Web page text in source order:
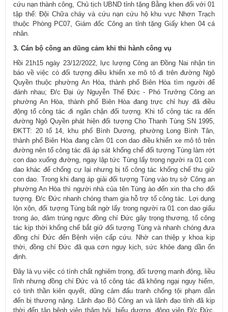
cứu nạn thành công, Chủ tịch UBND tỉnh tặng Bằng khen đối với 01
tập thể: Đội Chữa cháy và cứu nạn cứu hộ khu vực Nhơn Trạch
thuộc Phòng PC07, Giám đốc Công an tỉnh tặng Giấy khen 04 cá
nhân.
3. Cán bộ công an dũng cảm khi thi hành công vụ
Hồi 21h15 ngày 23/12/2022, lực lượng Công an Đồng Nai nhận tin
báo về việc có đối tượng điều khiển xe mô tô đi trên đường Ngô
Quyền thuộc phường An Hòa, thành phố Biên Hòa tìm người để
đánh nhau; Đ/c Đại úy Nguyễn Thế Đức - Phó Trưởng Công an
phường An Hòa, thành phố Biên Hòa đang trực chỉ huy đã điều
động tổ công tác đi ngăn chặn đối tượng. Khi tổ công tác ra đến
đường Ngô Quyền phát hiện đối tượng Cho Thanh Tùng SN 1995,
ĐKTT: 20 tổ 14, khu phố Bình Dương, phường Long Bình Tân,
thành phố Biên Hòa đang cầm 01 con dao điều khiển xe mô tô trên
đường nên tổ công tác đã áp sát khống chế đối tượng Tùng làm rớt
con dao xuống đường, ngay lập tức Tùng lấy trong người ra 01 con
dao khác để chống cự lại nhưng bị tổ công tác khống chế thu giữ
con dao. Trong khi đang áp giải đối tượng Tùng vào trụ sở Công an
phường An Hòa thì người nhà của tên Tùng ào đến xin tha cho đối
tượng. Đ/c Đức nhanh chóng tham gia hỗ trợ tổ công tác. Lợi dụng
lộn xộn, đối tượng Tùng bất ngờ lấy trong người ra 01 con dao giấu
trong áo, đâm trúng ngực đồng chí Đức gây trọng thương, tổ công
tác kịp thời khống chế bắt giữ đối tượng Tùng và nhanh chóng đưa
đồng chí Đức đến Bệnh viện cấp cứu. Nhờ can thiệp y khoa kịp
thời, đồng chí Đức đã qua cơn nguy kịch, sức khỏe đang dần ổn
định.
Đây là vụ việc có tính chất nghiêm trọng, đối tượng manh động, liều
lĩnh nhưng đồng chí Đức và tổ công tác đã không ngại nguy hiểm,
có tinh thần kiên quyết, dũng cảm đấu tranh chống tội phạm dẫn
đến bị thương nặng. Lãnh đạo Bộ Công an và lãnh đạo tỉnh đã kịp
thời đến tận bệnh viện thăm hỏi, biểu dương, động viên Đ/c Đức.